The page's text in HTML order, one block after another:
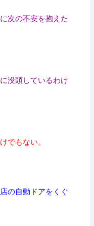
次の不安を抱えた
没頭しているわけ
でもない。
の自動ドアをくぐ